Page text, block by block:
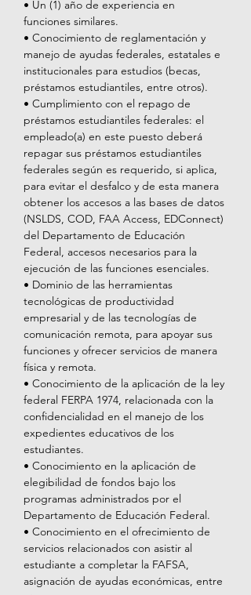
• Un (1) año de experiencia en
funciones similares.
• Conocimiento de reglamentación y
manejo de ayudas federales, estatales e
institucionales para estudios (becas,
préstamos estudiantiles, entre otros).
• Cumplimiento con el repago de
préstamos estudiantiles federales: el
empleado(a) en este puesto deberá
repagar sus préstamos estudiantiles
federales según es requerido, si aplica,
para evitar el desfalco y de esta manera
obtener los accesos a las bases de datos
(NSLDS, COD, FAA Access, EDConnect)
del Departamento de Educación
Federal, accesos necesarios para la
ejecución de las funciones esenciales.
• Dominio de las herramientas
tecnológicas de productividad
empresarial y de las tecnologías de
comunicación remota, para apoyar sus
funciones y ofrecer servicios de manera
física y remota.
• Conocimiento de la aplicación de la ley
federal FERPA 1974, relacionada con la
confidencialidad en el manejo de los
expedientes educativos de los
estudiantes.
• Conocimiento en la aplicación de
elegibilidad de fondos bajo los
programas administrados por el
Departamento de Educación Federal.
• Conocimiento en el ofrecimiento de
servicios relacionados con asistir al
estudiante a completar la FAFSA,
asignación de ayudas económicas, entre